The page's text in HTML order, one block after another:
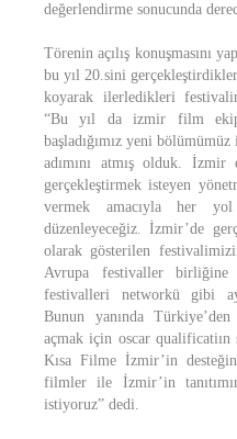
değerlendirme sonucunda
Törenin açılış konuşmasını
bu yıl 20.sini
koyarak ilerledikleri
“Bu yıl da izmir film
başladığımız yeni
adımını atmış olduk.
gerçekleştirmek isteyen
vermek amacıyla her
düzenleyeceğiz. İzmir’de
olarak gösterilen
Avrupa festivaller
festivalleri networkü gibi
Bunun yanında
açmak için oscar qualificatiın
Kısa Filme İzmir’in
filmler ile İzmir’in
istiyoruz” dedi.